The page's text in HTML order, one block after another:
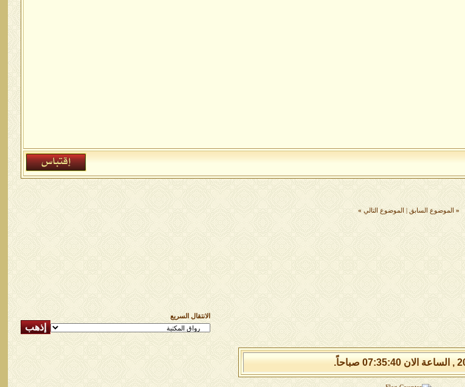
« الموضوع السابق الموضوع التالي »
الانتقال السريع